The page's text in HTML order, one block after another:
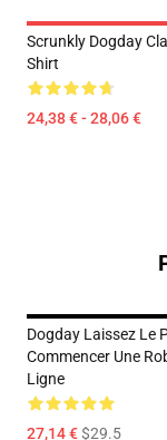
Scrunkly Dogday
Shirt
24,38 € - 28,06 €
Dogday Laissez Le
Commencer Une
Ligne
27,14 €$29.5